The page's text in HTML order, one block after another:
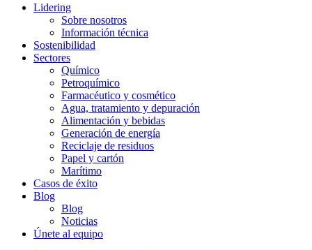
Lidering
Sobre nosotros
Información técnica
Sostenibilidad
Sectores
Químico
Petroquímico
Farmacéutico y cosmético
Agua, tratamiento y depuración
Alimentación y bebidas
Generación de energía
Reciclaje de residuos
Papel y cartón
Marítimo
Casos de éxito
Blog
Blog
Noticias
Únete al equipo